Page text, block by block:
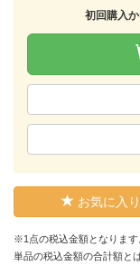
初回購入
お気に入り
※1点の税込金額となります
単品の税込金額の合計額と